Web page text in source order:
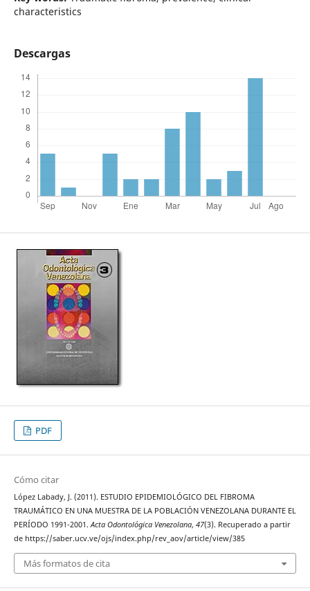
characteristics
Descargas
PDF
Cómo citar
López Labady, J. (2011). ESTUDIO EPIDEMIOLÓGICO DEL FIBROMA
TRAUMÁTICO EN UNA MUESTRA DE LA POBLACIÓN VENEZOLANA DURANTE EL
PERÍODO 1991-2001.Acta Odontológica Venezolana, 47(3). Recuperado a partir
de https://saber.ucv.ve/ojs/index.php/rev_aov/article/view/385
Más formatos de cita